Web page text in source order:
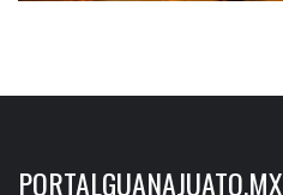
PORTALGUANAJUATO.MX